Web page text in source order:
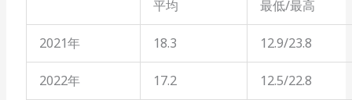
平均 最低/最高
2021年 18.3 12.9/23.8
2022年 17.2 12.5/22.8